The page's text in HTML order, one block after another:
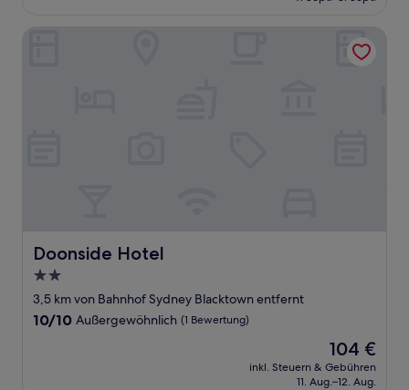
Doonside Hotel
Doonside Hotel
2.0-
Sterne-
Unterkunft
3,5 km von Bahnhof Sydney Blacktown entfernt
10.0
10/10 Außergewöhnlich (1 Bewertung)
Der
Preis
beträgt
104 €
inkl. Steuern & Gebühren
11. Aug.–12. Aug.